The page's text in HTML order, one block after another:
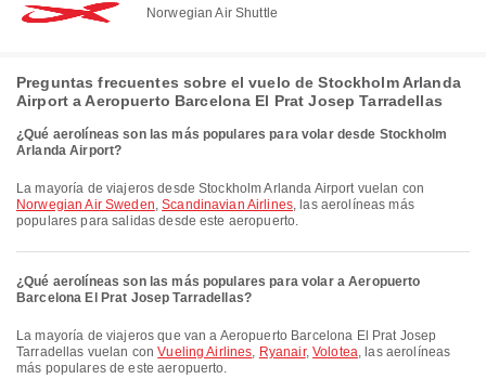
Norwegian Air Shuttle
Preguntas frecuentes sobre el vuelo de Stockholm Arlanda
Airport a Aeropuerto Barcelona El Prat Josep Tarradellas
¿Qué aerolíneas son las más populares para volar desde Stockholm
Arlanda Airport?
La mayoría de viajeros desde Stockholm Arlanda Airport vuelan con
Norwegian Air Sweden,Scandinavian Airlines, las aerolíneas más
populares para salidas desde este aeropuerto.
¿Qué aerolíneas son las más populares para volar a Aeropuerto
Barcelona El Prat Josep Tarradellas?
La mayoría de viajeros que van a Aeropuerto Barcelona El Prat Josep
Tarradellas vuelan conVueling Airlines, Ryanair,Volotea, las aerolíneas
más populares de este aeropuerto.